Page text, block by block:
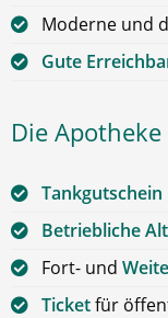
Moderne und
Gute
Die
Tankgutschein
Betriebliche
Fort- und
Ticketfür